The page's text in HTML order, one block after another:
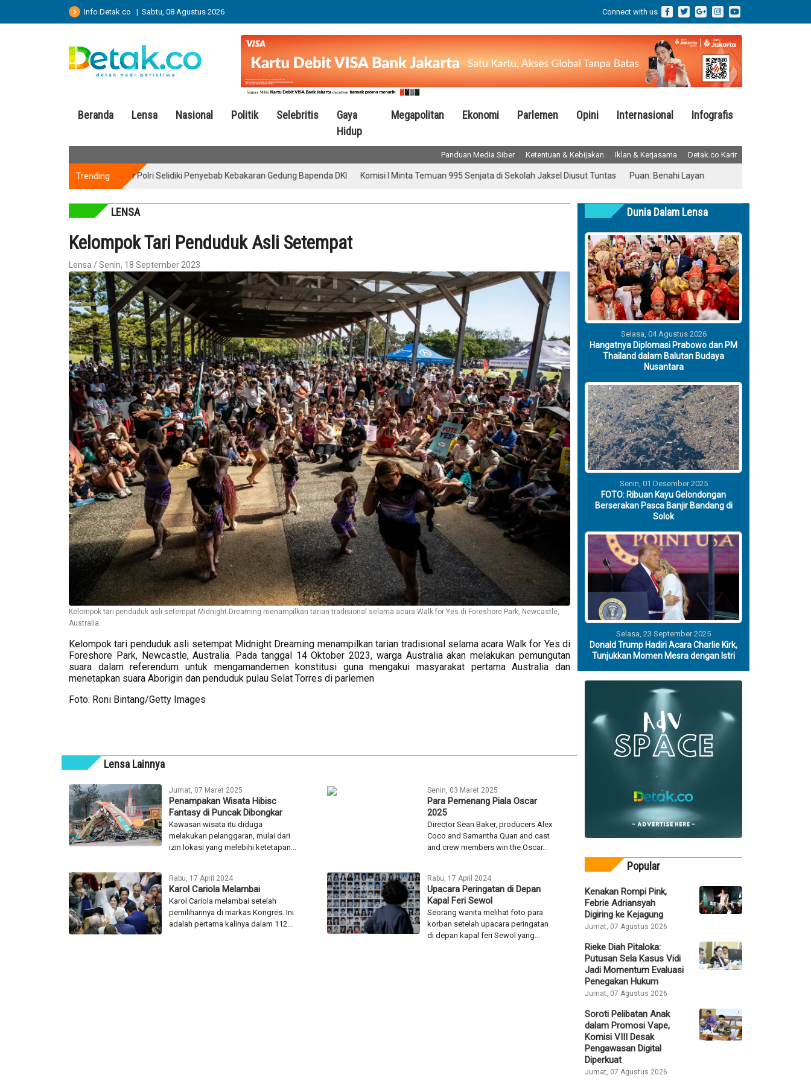
Info Detak.co | Sabtu, 08 Agustus 2026 Connect with us
Beranda Lensa Nasional Politik Selebritis
Gaya
Hidup
Megapolitan Ekonomi Parlemen Opini Internasional Infografis
Panduan Media Siber Ketentuan & Kebijakan Iklan & Kerjasama Detak.co Karir
Trending
Puslabfor Polri Selidiki Penyebab Kebakaran Gedung Bapenda DKI Komisi I Minta Temuan 995 Senjata di Sekolah Jaksel Diusut Tuntas Puan: Benahi Layanan Kesehatan Tanpa
LENSA
Kelompok Tari Penduduk Asli Setempat
Lensa / Senin, 18 September 2023
Kelompok tari penduduk asli setempat Midnight Dreaming menampilkan tarian tradisional selama acara Walk for Yes di Foreshore Park, Newcastle,
Australia.
Kelompok tari penduduk asli setempat Midnight Dreaming menampilkan tarian tradisional selama acara Walk for Yes di
Foreshore Park, Newcastle, Australia. Pada tanggal 14 Oktober 2023, warga Australia akan melakukan pemungutan
suara dalam referendum untuk mengamandemen konstitusi guna mengakui masyarakat pertama Australia dan
menetapkan suara Aborigin dan penduduk pulau Selat Torres di parlemen
Foto: Roni Bintang/Getty Images
Lensa Lainnya
Jumat, 07 Maret 2025
Penampakan Wisata Hibisc
Fantasy di Puncak Dibongkar
Kawasan wisata itu diduga
melakukan pelanggaran, mulai dari
izin lokasi yang melebihi ketetapan...
Senin, 03 Maret 2025
Para Pemenang Piala Oscar
2025
Director Sean Baker, producers Alex
Coco and Samantha Quan and cast
and crew members win the Oscar...
Rabu, 17 April 2024
Karol Cariola Melambai
Karol Cariola melambai setelah
pemilihannya di markas Kongres. Ini
adalah pertama kalinya dalam 112...
Rabu, 17 April 2024
Upacara Peringatan di Depan
Kapal Feri Sewol
Seorang wanita melihat foto para
korban setelah upacara peringatan
di depan kapal feri Sewol yang...
Dunia Dalam Lensa
Selasa, 04 Agustus 2026
Hangatnya Diplomasi Prabowo dan PM
Thailand dalam Balutan Budaya
Nusantara
Senin, 01 Desember 2025
FOTO: Ribuan Kayu Gelondongan
Berserakan Pasca Banjir Bandang di
Solok
Selasa, 23 September 2025
Donald Trump Hadiri Acara Charlie Kirk,
Tunjukkan Momen Mesra dengan Istri
Popular
Kenakan Rompi Pink,
Febrie Adriansyah
Digiring ke Kejagung
Jumat, 07 Agustus 2026
Rieke Diah Pitaloka:
Putusan Sela Kasus Vidi
Jadi Momentum Evaluasi
Penegakan Hukum
Jumat, 07 Agustus 2026
Soroti Pelibatan Anak
dalam Promosi Vape,
Komisi VIII Desak
Pengawasan Digital
Diperkuat
Jumat, 07 Agustus 2026